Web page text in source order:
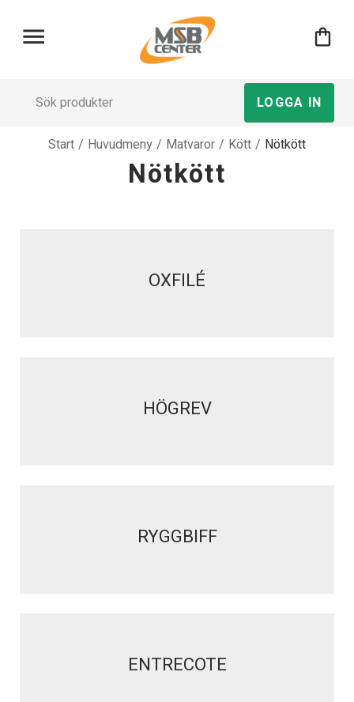
menu shopping_bag
LOGGA IN
Start / Huvudmeny / Matvaror / Kött / Nötkött
Nötkött
OXFILÉ
HÖGREV
RYGGBIFF
ENTRECOTE